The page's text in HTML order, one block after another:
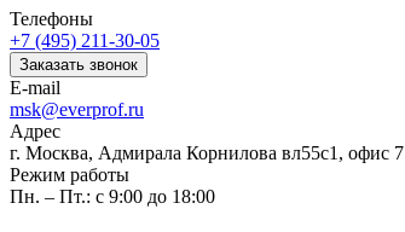
Телефоны
+7 (495) 211-30-05
Заказать звонок
E-mail
msk@everprof.ru
Адрес
г. Москва, Адмирала Корнилова вл55с1, офис 7
Режим работы
Пн. – Пт.: с 9:00 до 18:00